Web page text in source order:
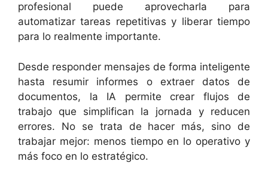
profesional puede aprovecharla para
automatizar tareas repetitivas y liberar tiempo
para lo realmente importante.
Desde responder mensajes de forma inteligente
hasta resumir informes o extraer datos de
documentos, la IA permite crear flujos de
trabajo que simplifican la jornada y reducen
errores. No se trata de hacer más, sino de
trabajar mejor: menos tiempo en lo operativo y
más foco en lo estratégico.